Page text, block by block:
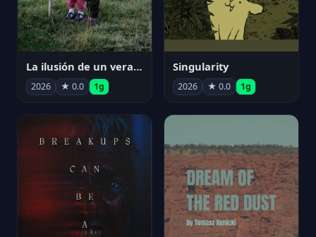
La ilusión de un verano sin fin
2026 ★ 0.0 1g
Singularity
2026 ★ 0.0 1g